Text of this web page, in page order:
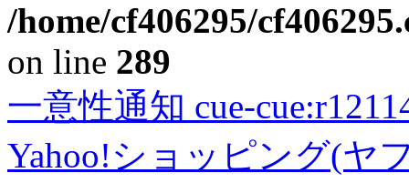
/home/cf406295/
on line 289
一意性通知 cue-
Yahoo!ショッピング(ヤ